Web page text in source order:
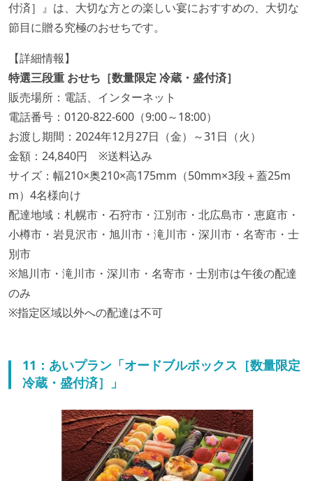
付済］』は、大切な方との楽しい宴におすすめの、大切な
節目に贈る究極のおせちです。
【詳細情報】
特選三段重 おせち［数量限定 冷蔵・盛付済］
販売場所：電話、インターネット
電話番号：0120-822-600（9:00～18:00）
お渡し期間：2024年12月27日（金）～31日（火）
金額：24,840円 ※送料込み
サイズ：幅210×奥210×高175mm（50mm×3段＋蓋25m
m）4名様向け
配達地域：札幌市・石狩市・江別市・北広島市・恵庭市・
小樽市・岩見沢市・旭川市・滝川市・深川市・名寄市・士
別市
※旭川市・滝川市・深川市・名寄市・士別市は午後の配達
のみ
※指定区域以外への配達は不可
11：あいプラン「オードブルボックス［数量限定
冷蔵・盛付済］」